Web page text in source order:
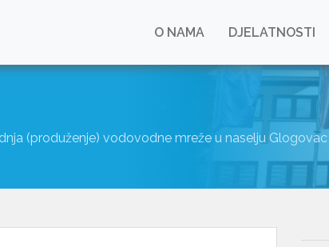
O NAMA DJELATNOSTI
(produženje) vodovodne mreže u naselju Glogovac